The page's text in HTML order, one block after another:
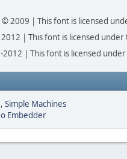
| © 2009 | This font is licensed
| This font is licensed under
2012 | This font is licensed
, Simple Machines
Embedder